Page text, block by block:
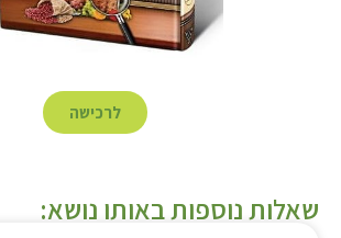
לרכישה
שאלות נוספות באותו נושא: